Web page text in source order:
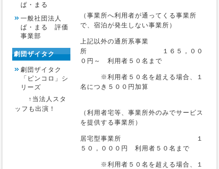
ぱ・まる
一般社団法人
ぱ・まる 評価
事業部
劇団ザイタク
劇団ザイタク
「ピンコロ」シ
リーズ
↑当法人スタ
ッフも出演！
（事業所へ利用者が通ってくる事業所
で、宿泊が発生しない事業所）
上記以外の通所系事業
所 １６５，００
０円～ 利用者５０名まで
※利用者５０名を超える場合、１
名につき５００円加算
（利用者宅等、事業所外のみでサービス
を提供する事業所）
居宅型事業所 １
５０，０００円 利用者５０名まで
※利用者５０名を超える場合、１